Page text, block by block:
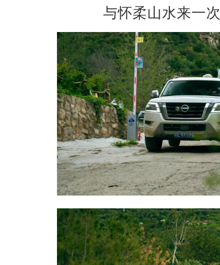
与怀柔山水来一